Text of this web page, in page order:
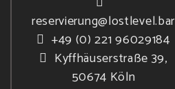
reservierung@lostlevel.bar
+49 (0) 221 96029184
Kyffhäuserstraße 39,
50674 Köln